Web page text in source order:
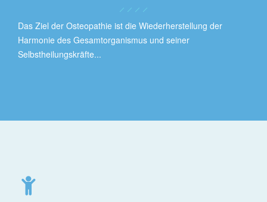
Das Ziel der Osteopathie ist die Wiederherstellung der
Harmonie des Gesamtorganismus und seiner
Selbstheilungskräfte...